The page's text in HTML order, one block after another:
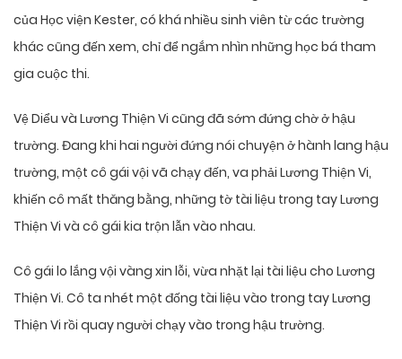
của Học viện Kester, có khá nhiều sinh viên từ các trường
khác cũng đến xem, chỉ để ngắm nhìn những học bá tham
gia cuộc thi.
Vệ Diểu và Lương Thiện Vi cũng đã sớm đứng chờ ở hậu
trường. Đang khi hai người đứng nói chuyện ở hành lang hậu
trường, một cô gái vội vã chạy đến, va phải Lương Thiện Vi,
khiến cô mất thăng bằng, những tờ tài liệu trong tay Lương
Thiện Vi và cô gái kia trộn lẫn vào nhau.
Cô gái lo lắng vội vàng xin lỗi, vừa nhặt lại tài liệu cho Lương
Thiện Vi. Cô ta nhét một đống tài liệu vào trong tay Lương
Thiện Vi rồi quay người chạy vào trong hậu trường.